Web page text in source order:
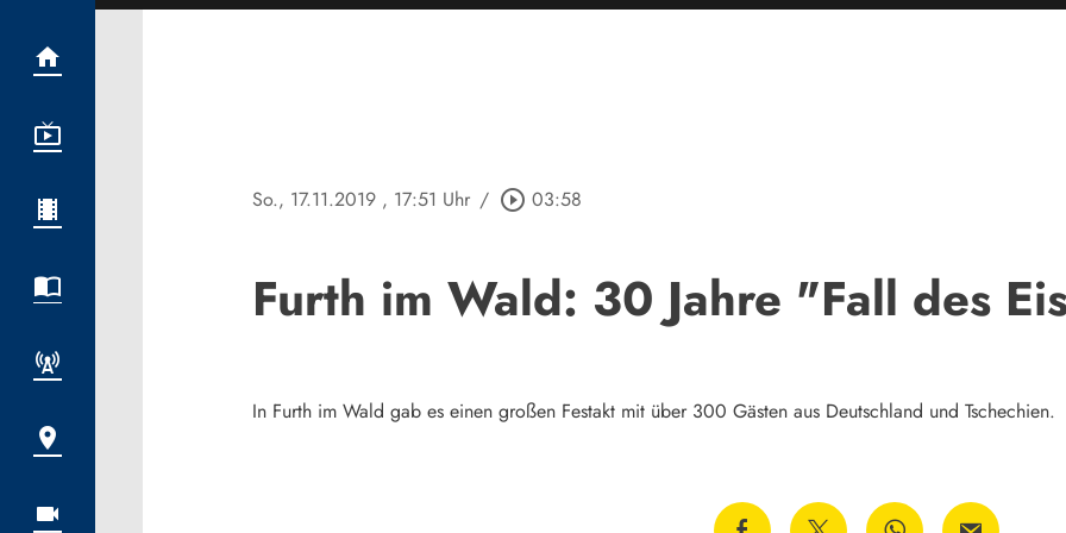
So., 17.11.2019 , 17:51 Uhr / play_circle_outline 03:58
Furth im Wald: 30 Jahre "Fall des
In Furth im Wald gab es einen großen Festakt mit über 300 Gästen aus Deutschland und Tschechien.